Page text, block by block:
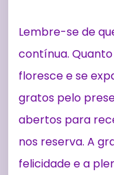
Lembre-se de
contínua.
floresce e se
gratos pelo
abertos para
nos reserva. A
felicidade e a